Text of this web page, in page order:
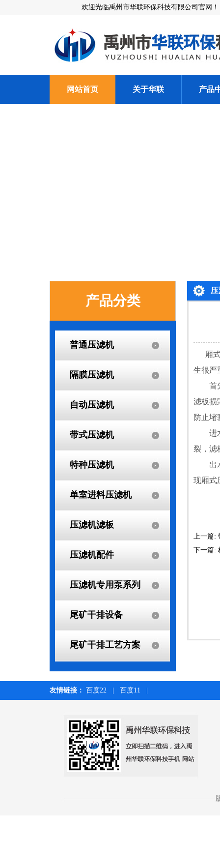
欢迎光临禹州市华联环保科技有限公司官网！
网站首页 关于华联 产品
厢式
生很严
首先
滤板损
防止堵
进水
裂，滤
出水
现厢式
上一篇:
下一篇:
产品分类
普通压滤机
隔膜压滤机
自动压滤机
带式压滤机
特种压滤机
单室进料压滤机
压滤机滤板
压滤机配件
压滤机专用泵系列
尾矿干排设备
尾矿干排工艺方案
友情链接： 百度22 百度11